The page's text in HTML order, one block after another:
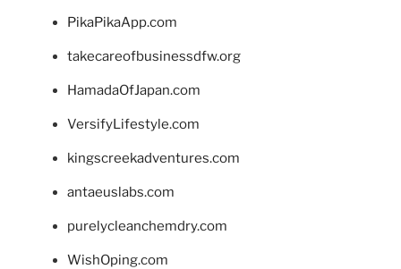
PikaPikaApp.com
takecareofbusinessdfw.org
HamadaOfJapan.com
VersifyLifestyle.com
kingscreekadventures.com
antaeuslabs.com
purelycleanchemdry.com
WishOping.com